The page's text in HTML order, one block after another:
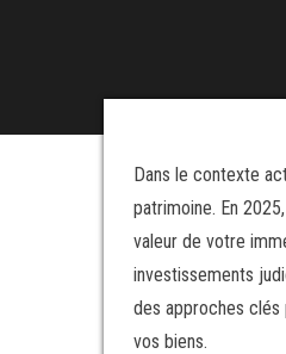
Dans le contexte
patrimoine. En
valeur de votre
investissements
des approches clés
vos biens.